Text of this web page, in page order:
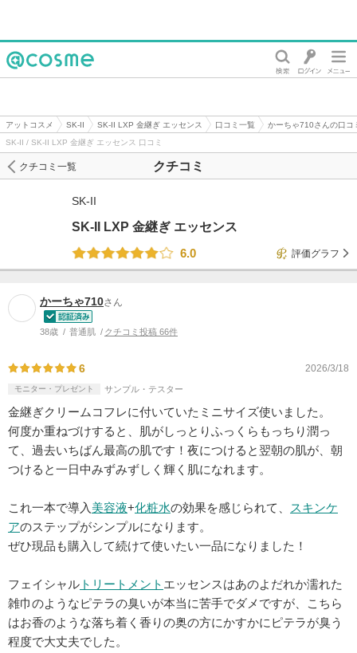
アットコスメ SK-II SK-II LXP 金継ぎ エッセンス 口コミ一覧
かーちゃ710さんの口コ
SK-II / SK-II LXP 金継ぎ エッセンス 口コミ
クチコミ
クチコミ一覧
SK-II
SK-II LXP 金継ぎ エッセンス
6.0
評価グラフ
かーちゃ710さん
38歳 普通肌 クチコミ投稿 66件
6 2026/3/18
モニター・プレゼント サンプル・テスター
金継ぎクリームコフレに付いていたミニサイズ使いました。
何度か重ねづけすると、肌がしっとりふっくらもっちり潤っ
て、過去いちばん最高の肌です！夜につけると翌朝の肌が、朝
つけると一日中みずみずしく輝く肌になれます。
これ一本で導入 美容液+化粧水の効果を感じられて、
スキンケ
アのステップがシンプルになります。
ぜひ現品も購入して続けて使いたい一品になりました！
フェイシャル トリートメント エッセンスはあのよだれか濡れた
雑巾のようなピテラの臭いが本当に苦手でダメですが、こちら
はお香のような落ち着く香りの奥の方にかすかにピテラが臭う
程度で大丈夫でした。